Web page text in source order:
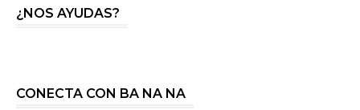
¿NOS AYUDAS?
CONECTA CON BA NA NA